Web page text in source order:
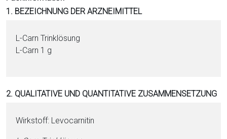
D
1. BEZEICHNUNG DER ARZNEIMITTEL
L-Carn Trinklösung
L-Carn 1 g
2. QUALITATIVE UND QUANTITATIVE ZUSAMMENSETZUNG
Wirkstoff: Le­vo­car­ni­tin